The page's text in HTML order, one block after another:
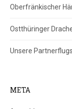
Oberfränkischer
Ostthüringer
Unsere
META